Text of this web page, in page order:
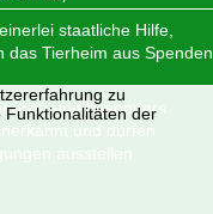
staatliche Hilfe,
das Tierheim aus Spenden
und besonders
und dürfen
ausstellen.
zu
Funktionalitäten der